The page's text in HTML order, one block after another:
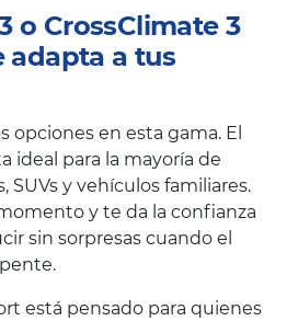
o CrossClimate 3
adapta a tus
opciones en esta gama. El
ideal para la mayoría de
SUVs y vehículos familiares.
y te da la confianza
sin sorpresas cuando el
está pensado para quienes